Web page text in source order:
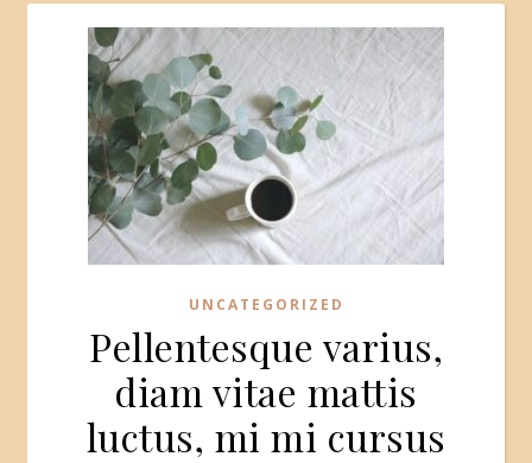
UNCATEGORIZED
Pellentesque varius,
diam vitae mattis
luctus, mi mi cursus